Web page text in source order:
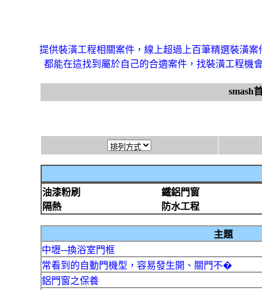
提供裝潢工程相關案件，線上超過上百筆精選裝潢案
都能在這找到屬於自己的合適案件，找裝潢工程機
smash
油漆粉刷
鐵鋁門窗
隔熱
防水工程
主題
中壢─換浴室門框
常看到的自動門機型，容易發生開、關門不�
鋁門窗之保養